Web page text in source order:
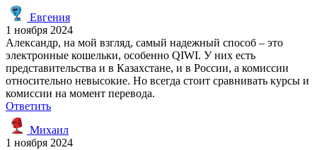
Евгения
1 ноября 2024
Александр, на мой взгляд, самый надежный способ – это
электронные кошельки, особенно QIWI. У них есть
представительства и в Казахстане, и в России, а комиссии
относительно невысокие. Но всегда стоит сравнивать курсы и
комиссии на момент перевода.
Ответить
Михаил
1 ноября 2024